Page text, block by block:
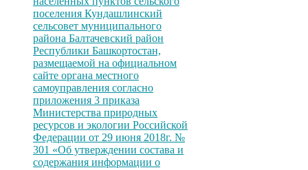
поселения Кундашлинский
сельсовет муниципального
района Балтачевский район
Республики Башкортостан,
размещаемой на официальном
сайте органа местного
самоуправления согласно
приложения 3 приказа
Министерства природных
ресурсов и экологии Российской
Федерации от 29 июня 2018г. №
301 «Об утверждении состава и
содержания информации о